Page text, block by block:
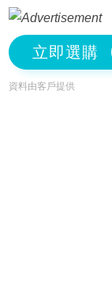
立即選購
資料由客戶提供